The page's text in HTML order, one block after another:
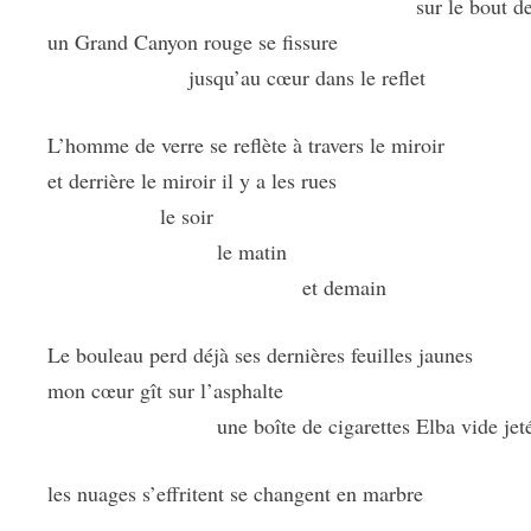
sur le bout de tes
un Grand Canyon rouge se fissure
jusqu’au cœur dans le reflet
L’homme de verre se reflète à travers le miroir
et derrière le miroir il y a les rues
le soir
le matin
et demain
Le bouleau perd déjà ses dernières feuilles jaunes
mon cœur gît sur l’asphalte
une boîte de cigarettes Elba vide
les nuages s’effritent se changent en marbre